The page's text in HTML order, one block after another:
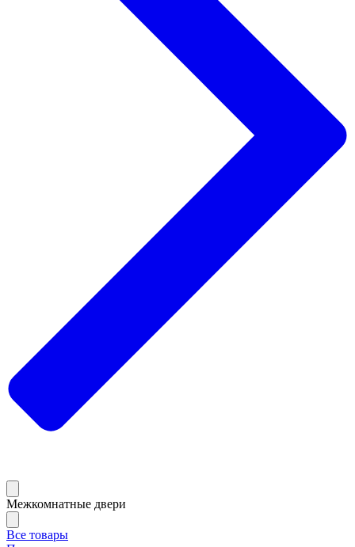
Межкомнатные двери
Все товары